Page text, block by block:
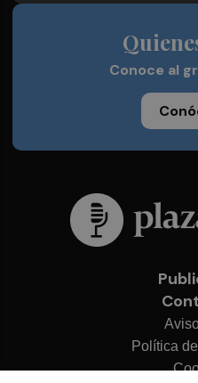
Conoce al
Política